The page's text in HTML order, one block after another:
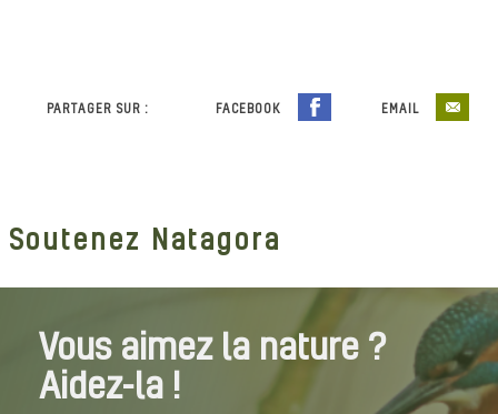
PARTAGER SUR : FACEBOOK EMAIL
Soutenez Natagora
Vous aimez la nature ?
Aidez-la !